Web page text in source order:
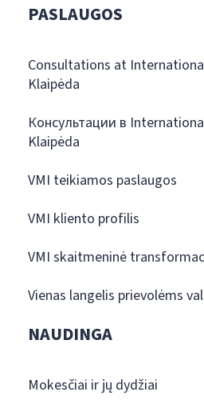
PASLAUGOS
Consultations at
Klaipėda
Консультации в
Klaipėda
VMI teikiamos paslaugos
VMI kliento profilis
VMI skaitmeninė
Vienas langelis prievolėms
NAUDINGA
Mokesčiai ir jų dydžiai